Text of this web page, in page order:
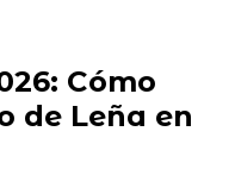
Cómo
de Leña en